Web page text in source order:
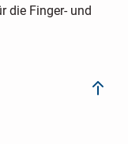
die Finger- und